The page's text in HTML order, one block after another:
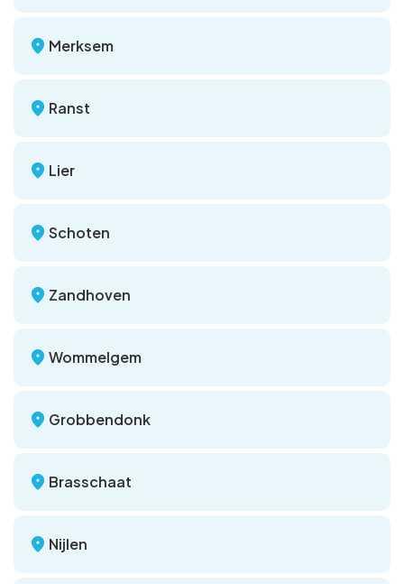
Merksem
Ranst
Lier
Schoten
Zandhoven
Wommelgem
Grobbendonk
Brasschaat
Nijlen